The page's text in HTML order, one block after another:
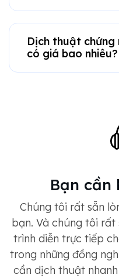
Dịch thuật chứng
có giá bao nhiêu?
Bạn cần
Chúng tôi rất sẵn
bạn. Và chúng tôi
trình diễn trực tiếp
trong những đồng
cần dịch thuật